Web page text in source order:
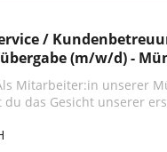
/
(m/w/d) -
Mitarbeiter:in unserer
du das Gesicht unserer